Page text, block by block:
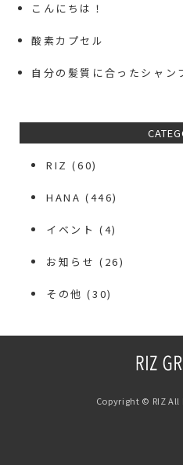
こんにちは！
酸素カプセル
自分の髪質に合ったシャン
RIZ (60)
HANA (446)
イベント (4)
お知らせ (26)
その他 (30)
Copyright © RIZ All